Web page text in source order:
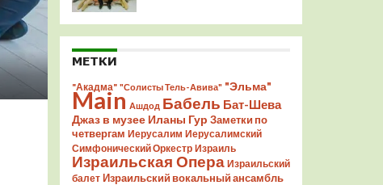
МЕТКИ
"Акадма" "Солисты Тель-Авива" "Эльма"
Main Ашдод Бабель Бат-Шева
Джаз в музее Иланы Гур Заметки по
четвергам Иерусалим Иерусалимский
Симфонический Оркестр Израиль
Израильская Опера Израильский
балет Израильский вокальный ансамбль